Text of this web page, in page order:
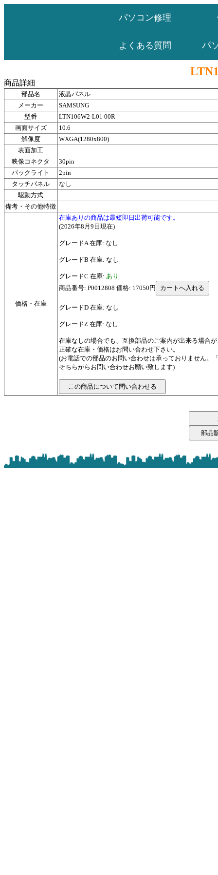
パソコン修理
よくある質問 パ
商品詳細
部品名
液晶パネル
メーカー
SAMSUNG
型番
LTN106W2-L01 00R
画面サイズ
10.6
解像度
WXGA(1280x800)
表面加工
映像コネクタ
30pin
バックライト
2pin
タッチパネル
なし
駆動方式
備考・その他特徴
価格・在庫
在庫ありの商品は最短即日出荷可能です。
(2026年8月9日現在)
グレードA 在庫: なし
グレードB 在庫: なし
グレードC 在庫: あり
商品番号: P0012808 価格: 17050円
グレードD 在庫: なし
グレードZ 在庫: なし
在庫なしの場合でも、互換部品のご案内が出来る場合
正確な在庫・価格はお問い合わせ下さい。
(お電話での部品のお問い合わせは承っておりません。
そちらからお問い合わせお願い致します)